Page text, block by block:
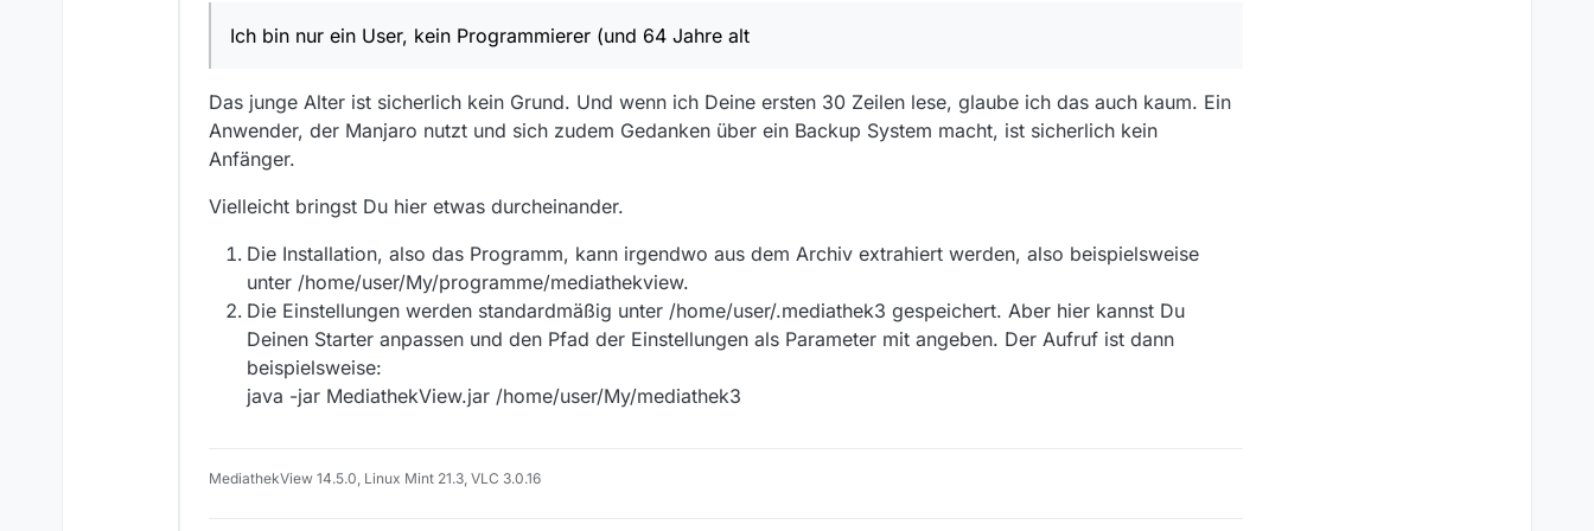
z.B. Dokumente, Downloads, Videos usw…
habe imme mein Zeugs zur Hand.
So, und jetzt komme ich zum Punkt :-) :
Das öffnet sich nur das Script, ob ausführbar oder nicht.
Erst nach verschieben ins /home/user/ läuft MediathekView.
boote, immer Zugriff auf MediathekView habe, mit allen Einstellungen usw.
So und jetzt meine 1. Frage:
Bleiben das alle Einstellungen und sonstiges erhalten?
So, das war’s erstmal. :-)
Gruß,
Wolfgang
Ich bin nur ein User, kein Programmierer (und 64 Jahre alt
Das junge Alter ist sicherlich kein Grund. Und wenn ich Deine ersten 30 Zeilen lese, glaube ich das auch kaum. Ein
Anwender, der Manjaro nutzt und sich zudem Gedanken über ein Backup System macht, ist sicherlich kein
Anfänger.
Vielleicht bringst Du hier etwas durcheinander.
Die Installation, also das Programm, kann irgendwo aus dem Archiv extrahiert werden, also beispielsweise
unter /home/user/My/programme/mediathekview.
Die Einstellungen werden standardmäßig unter /home/user/.mediathek3 gespeichert. Aber hier kannst Du
Deinen Starter anpassen und den Pfad der Einstellungen als Parameter mit angeben. Der Aufruf ist dann
beispielsweise:
java -jar MediathekView.jar /home/user/My/mediathek3
MediathekView 14.5.0, Linux Mint 21.3, VLC 3.0.16